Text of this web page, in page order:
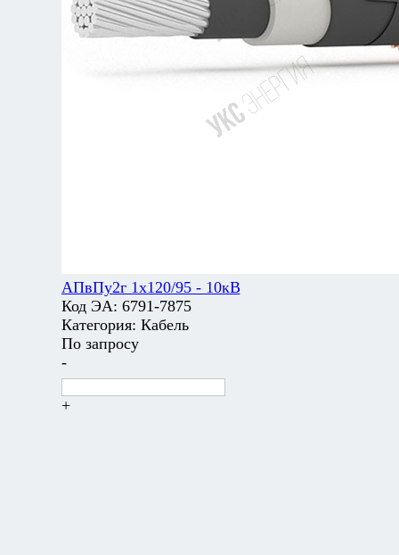
АПвПу2г 1х120/95 - 10кВ
Код ЭА: 6791-7875
Категория: Кабель
По запросу
-
+